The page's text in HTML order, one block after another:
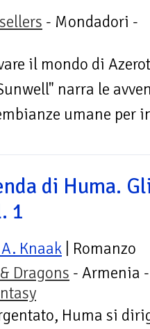
- Mondadori -
il mondo di
narra le
umane per
di Huma.
1
Knaak | Romanzo
Dragons - Armenia -
Huma si